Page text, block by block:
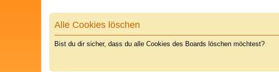
Alle Cookies löschen
Bist du dir sicher, dass du alle Cookies des Boards löschen möchtest?